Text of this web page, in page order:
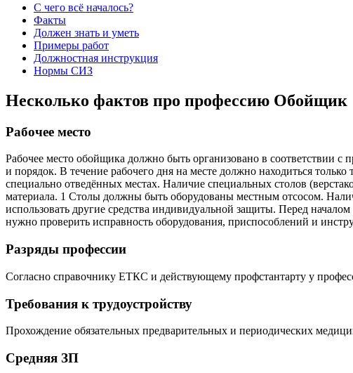
С чего всё началось?
Факты
Должен знать и уметь
Примеры работ
Должностная инструкция
Нормы СИЗ
Несколько фактов про профессию Обойщик
Рабочее место
Рабочее место обойщика должно быть организовано в соответствии
и порядок. В течение рабочего дня на месте должно находиться
специально отведённых местах. Наличие специальных столов
материала. 1 Столы должны быть оборудованы местным отсосом.
использовать другие средства индивидуальной защиты. Перед
нужно проверить исправность оборудования, приспособлений и
Разряды профессии
Согласно справочнику ЕТКС и действующему профстантарту у
Требования к трудоустройству
Прохождение обязательных предварительных и периодических
Средняя ЗП